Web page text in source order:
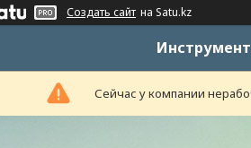
Создать сайт на Satu.kz
Сейчас у компании